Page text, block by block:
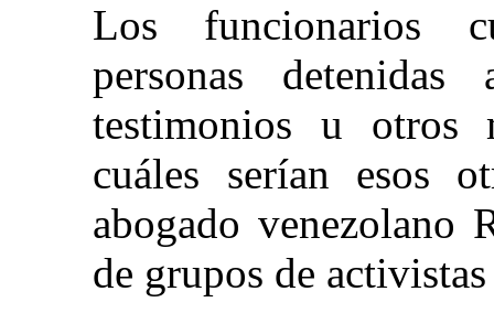
Los funcionarios
personas
testimonios u otros
cuáles serían esos
abogado venezolano
de grupos de